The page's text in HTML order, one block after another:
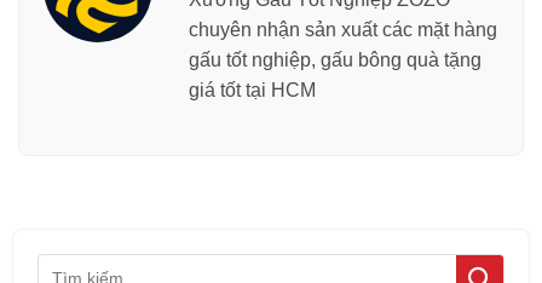
chuyên nhận sản xuất các mặt hàng
gấu tốt nghiệp, gấu bông quà tặng
giá tốt tại HCM